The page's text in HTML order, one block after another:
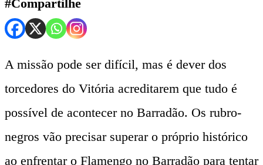
#Compartilhe
A missão pode ser difícil, mas é dever dos
torcedores do Vitória acreditarem que tudo é
possível de acontecer no Barradão. Os rubro-
negros vão precisar superar o próprio histórico
ao enfrentar o Flamengo no Barradão para tentar